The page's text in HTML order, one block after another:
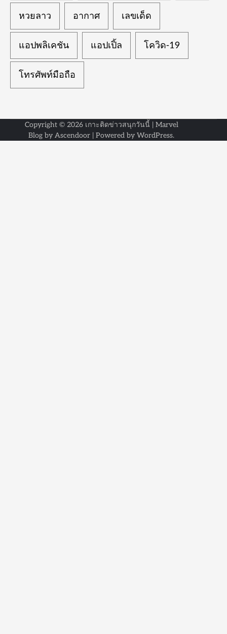
หวยลาว อากาศ เลขเด็ด
แอปพลิเคชัน แอปเปิ้ล โควิด-19
โทรศัพท์มือถือ
Copyright © 2026 เกาะติดข่าวสนุกวันนี้ | Marvel
Blog by Ascendoor | Powered by WordPress.